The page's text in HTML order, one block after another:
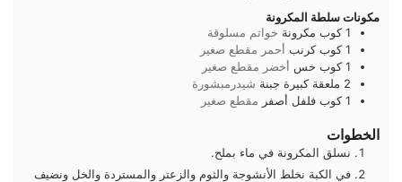
مكونات سلطة المكرونة
1 كوب مكرونة خواتم مسلوقة
1 كوب كرنب أحمر مقطع صغير
1 كوب خس أخضر مقطع صغير
2 ملعقة كبيرة جبنة شيدرمبشورة
1 كوب فلفل أصفر مقطع صغير
الخطوات
نسلق المكرونة في ماء بملح.
في الكبة نخلط الأنشوجة والثوم والزعتر والمستردة والخل ونضيف